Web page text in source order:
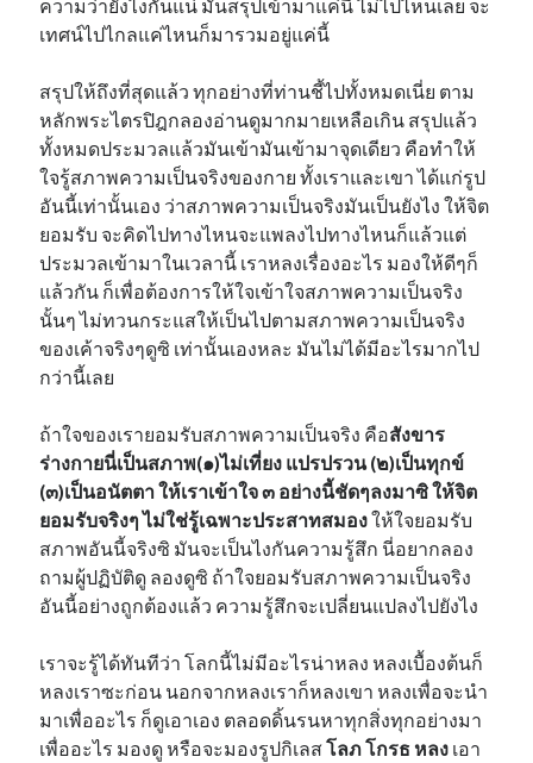
ความว่ายังไงกันแน่ มันสรุปเข้ามาแค่นี้ ไม่ไปไหนเลย จะ
เทศน์ไปไกลแค่ไหนก็มารวมอยู่แค่นี้
สรุปให้ถึงที่สุดแล้ว ทุกอย่างที่ท่านชี้ไปทั้งหมดเนี่ย ตาม
หลักพระไตรปิฎกลองอ่านดูมากมายเหลือเกิน สรุปแล้ว
ทั้งหมดประมวลแล้วมันเข้ามันเข้ามาจุดเดียว คือทำให้
ใจรู้สภาพความเป็นจริงของกาย ทั้งเราและเขา ได้แก่รูป
อันนี้เท่านั้นเอง ว่าสภาพความเป็นจริงมันเป็นยังไง ให้จิต
ยอมรับ จะคิดไปทางไหนจะแพลงไปทางไหนก็แล้วแต่
ประมวลเข้ามาในเวลานี้ เราหลงเรื่องอะไร มองให้ดีๆก็
แล้วกัน ก็เพื่อต้องการให้ใจเข้าใจสภาพความเป็นจริง
นั้นๆ ไม่ทวนกระแสให้เป็นไปตามสภาพความเป็นจริง
ของเค้าจริงๆดูซิ เท่านั้นเองหละ มันไม่ได้มีอะไรมากไป
กว่านี้เลย
ถ้าใจของเรายอมรับสภาพความเป็นจริง คือสังขาร
ร่างกายนี่เป็นสภาพ(๑)ไม่เที่ยง แปรปรวน (๒)เป็นทุกข์
(๓)เป็นอนัตตา ให้เราเข้าใจ ๓ อย่างนี้ชัดๆลงมาซิ ให้จิต
ยอมรับจริงๆ ไม่ใช่รู้เฉพาะประสาทสมองให้ใจยอมรับ
สภาพอันนี้จริงซิ มันจะเป็นไงกันความรู้สึก นี่อยากลอง
ถามผู้ปฏิบัติดู ลองดูซิ ถ้าใจยอมรับสภาพความเป็นจริง
อันนี้อย่างถูกต้องแล้ว ความรู้สึกจะเปลี่ยนแปลงไปยังไง
เราจะรู้ได้ทันทีว่า โลกนี้ไม่มีอะไรน่าหลง หลงเบื้องต้นก็
หลงเราซะก่อน นอกจากหลงเราก็หลงเขา หลงเพื่อจะนำ
มาเพื่ออะไร ก็ดูเอาเอง ตลอดดิ้นรนหาทุกสิ่งทุกอย่างมา
เพื่ออะไร มองดู หรือจะมองรูปกิเลสโลภ โกรธ หลง เอา